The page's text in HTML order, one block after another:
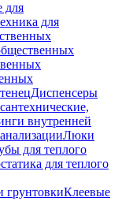
для
для
Диспенсеры
внутренней
Люки
для теплого
для теплого
грунтовкиКлеевые